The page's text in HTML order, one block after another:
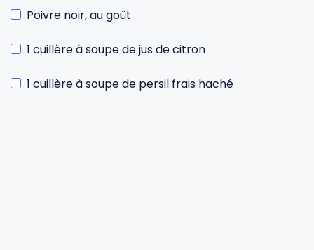
Poivre noir, au goût
1 cuillère à soupe de jus de citron
1 cuillère à soupe de persil frais haché